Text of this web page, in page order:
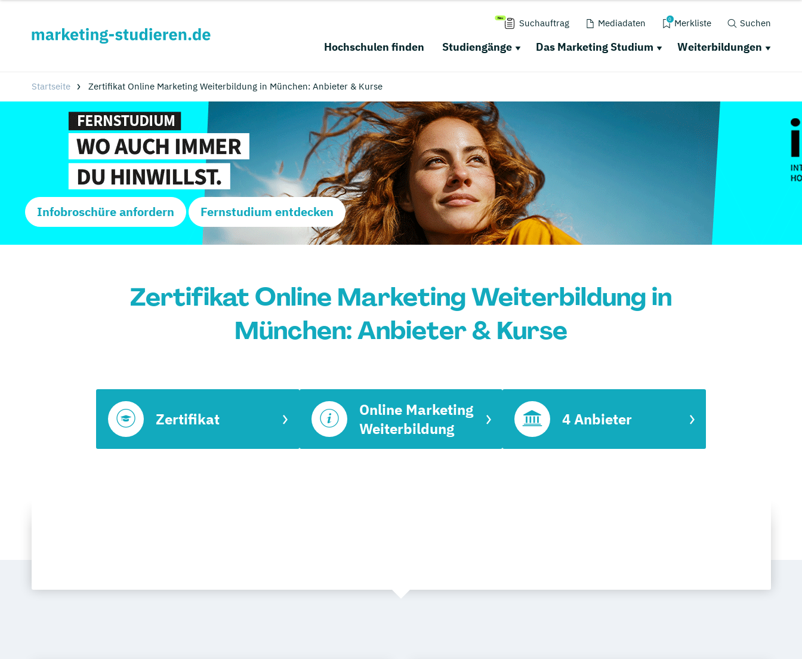
Suchauftrag Mediadaten 0 Merkliste Suchen
Hochschulen finden Studiengänge Das Marketing Studium Weiterbildungen
Startseite Zertifikat Online Marketing Weiterbildung in München: Anbieter & Kurse
Infobroschüre anfordern Fernstudium entdecken
Zertifikat Online Marketing Weiterbildung in
München: Anbieter & Kurse
Zertifikat
Online Marketing
Weiterbildung
4 Anbieter